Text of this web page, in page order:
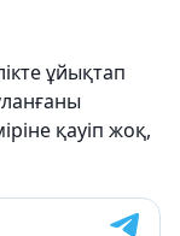
ұйықтап
қауіп жоқ,